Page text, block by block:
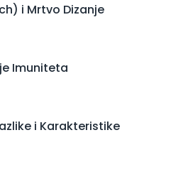
i Mrtvo Dizanje
Imuniteta
i Karakteristike